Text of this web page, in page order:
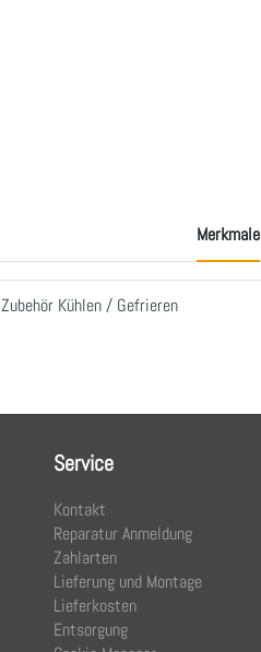
Merkmale
Zubehör Kühlen / Gefrieren
Service
Kontakt
Reparatur Anmeldung
Zahlarten
Lieferung und Montage
Lieferkosten
Entsorgung